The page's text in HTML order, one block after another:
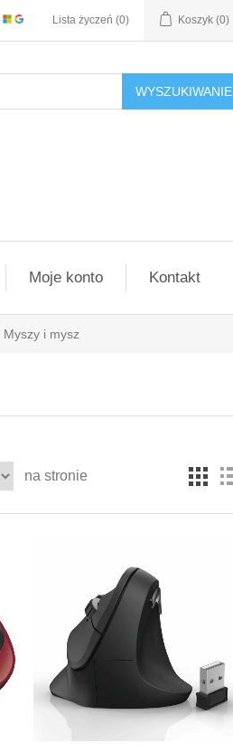
Lista życzeń (0) Koszyk (0)
WYSZUKIWANIE
Moje konto Kontakt
Myszy i mysz
na stronie